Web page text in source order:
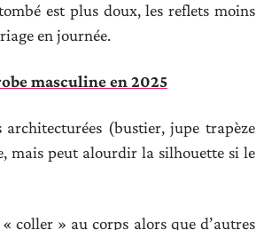
est plus doux, les reflets moins
en journée.
masculine en 2025
(bustier, jupe trapèze
mais peut alourdir la silhouette si le
coller » au corps alors que d’autres